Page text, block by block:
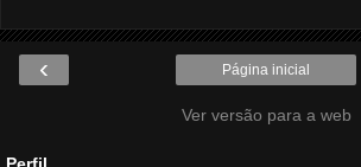
‹ Página inicial
Ver versão para a web
Perfil